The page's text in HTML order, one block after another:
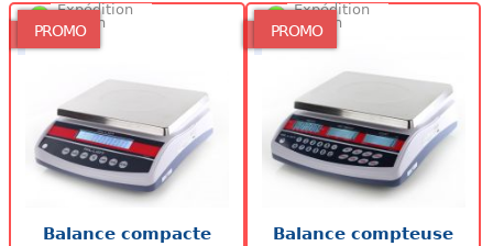
PROMO
Expédition
48/72h
Balance compacte
PROMO
Expédition
48/72h
Balance compteuse